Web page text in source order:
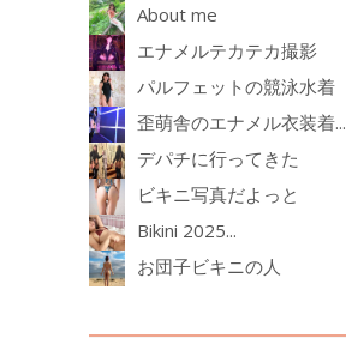
About me
エナメルテカテカ撮影
パルフェットの競泳水着
歪萌舎のエナメル衣装着...
デパチに行ってきた
ビキニ写真だよっと
Bikini 2025...
お団子ビキニの人